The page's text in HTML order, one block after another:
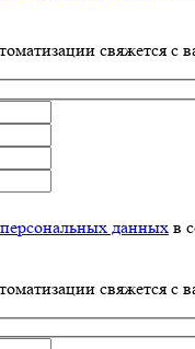
свяжется с
персональных данных в
свяжется с